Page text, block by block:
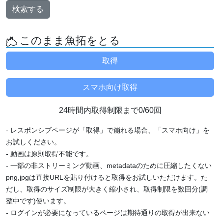
検索する
このまま魚拓をとる
24時間内取得制限まで0/60回
- レスポンシブページが「取得」で崩れる場合、「スマホ向け」を
お試しください。
- 動画は原則取得不能です。
- 一部の非ストリーミング動画、metadataのために圧縮したくない
png,jpgは直接URLを貼り付けると取得をお試しいただけます。た
だし、取得のサイズ制限が大きく縮小され、取得制限を数回分(調
整中です)使います。
- ログインが必要になっているページは期待通りの取得が出来ない